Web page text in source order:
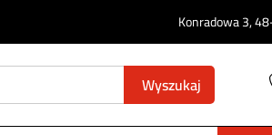
Konradowa 3,
Wyszukaj